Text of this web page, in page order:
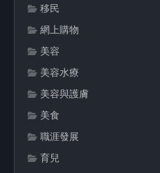
移民
網上購物
美容
美容水療
美容與護膚
美食
職涯發展
育兒